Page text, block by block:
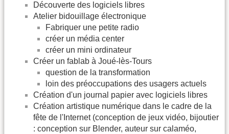
Découverte des logiciels libres
Atelier bidouillage électronique
Fabriquer une petite radio
créer un média center
créer un mini ordinateur
Créer un fablab à Joué-lès-Tours
question de la transformation
loin des préoccupations des usagers actuels
Création d'un journal papier avec logiciels libres
Création artistique numérique dans le cadre de la
fête de l'Internet (conception de jeux vidéo, bijoutier
: conception sur Blender, auteur sur calaméo,